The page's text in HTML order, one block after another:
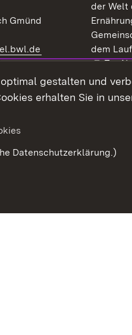
Gmünd
(Öffnet in neuem Fenster)
(Öffnet in neuem
in neuem Fenster)
der Welt
dem
Zur
gestalten und
erhalten Sie in
Datenschutzerklärung.)